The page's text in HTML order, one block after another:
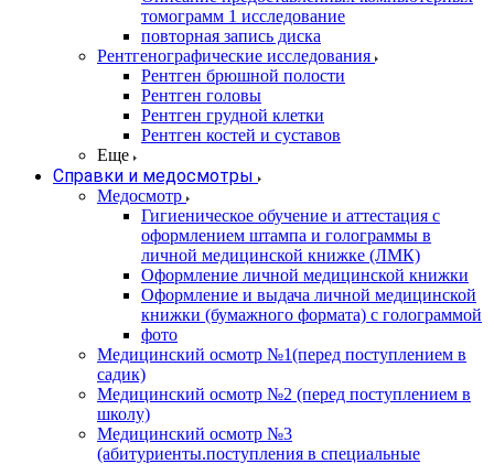
томограмм 1 исследование
повторная запись диска
Рентгенографические исследования
Рентген брюшной полости
Рентген головы
Рентген грудной клетки
Рентген костей и суставов
Еще
Справки и медосмотры
Медосмотр
Гигиеническое обучение и аттестация с
оформлением штампа и голограммы в
личной медицинской книжке (ЛМК)
Оформление личной медицинской книжки
Оформление и выдача личной медицинской
книжки (бумажного формата) с голограммой
фото
Медицинский осмотр №1(перед поступлением в
садик)
Медицинский осмотр №2 (перед поступлением в
школу)
Медицинский осмотр №3
(абитуриенты.поступления в специальные